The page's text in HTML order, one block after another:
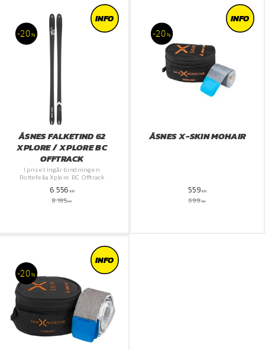
ÅSNES FALKETIND 62
XPLORE / XPLORE BC
OFFTRACK
I priset ingår bindningen
Rottefella Xplore BC Offtrack
6 556 KR
8 195KR
20 %
INFO
ÅSNES X-SKIN MOHAIR
559KR
699KR
20 %
INFO
20 %
INFO